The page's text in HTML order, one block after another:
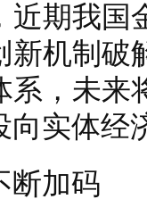
期我国
新机制破
系，未
向实体经
加码